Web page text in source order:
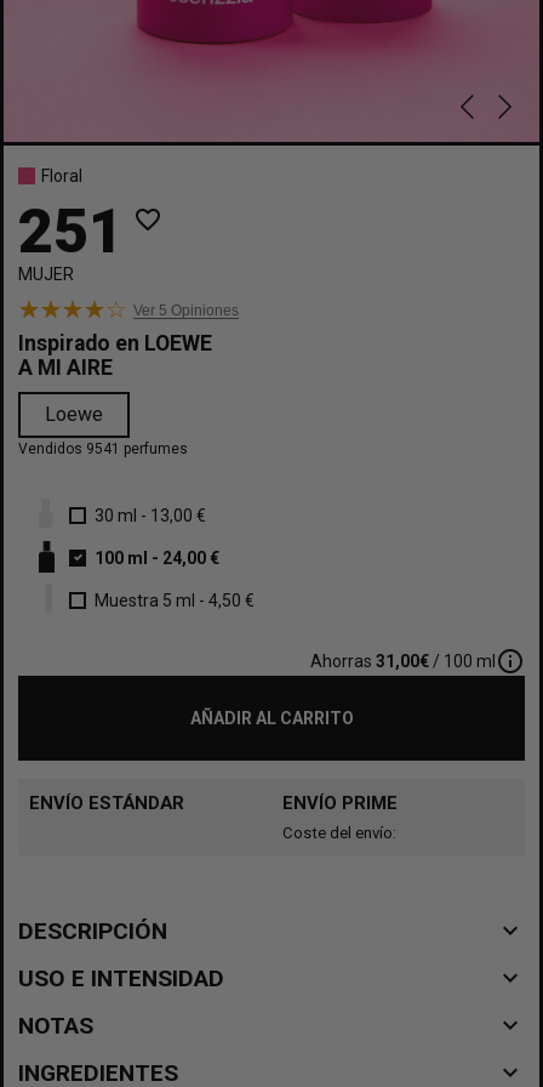
Floral
251 favorite_border
MUJER
Ver 5 Opiniones
Inspirado en LOEWE
A MI AIRE
Loewe
Vendidos 9541 perfumes
30 ml - 13,00 €
100 ml - 24,00 €
Muestra 5 ml - 4,50 €
Ahorras 31,00€ / 100 mlinfo_outline
AÑADIR AL CARRITO
ENVÍO ESTÁNDAR ENVÍO PRIME
Coste del envío:
DESCRIPCIÓN navigate_before
USO E INTENSIDAD navigate_before
NOTAS navigate_before
INGREDIENTES navigate_before